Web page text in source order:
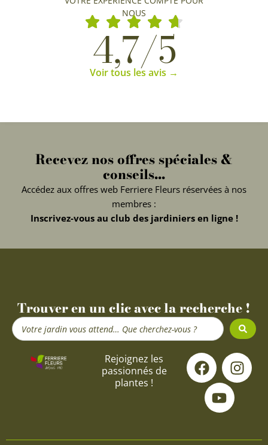
NOUS
4,7/5
Voir tous les avis →
Recevez nos offres spéciales &
conseils...
Accédez aux offres web Ferriere Fleurs réservées à nos
membres :
Inscrivez-vous au club des jardiniers en ligne !
Trouver en un clic avec la recherche !
Search
...
Rejoignez les
passionnés de
plantes !
F
a
c
e
o
I
n
s
g
Y
o
u
t
u
b